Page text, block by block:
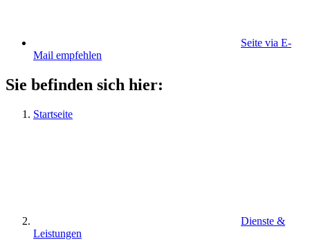
Seite via E-
Mail empfehlen
Sie befinden sich hier:
Startseite
Dienste &
Leistungen